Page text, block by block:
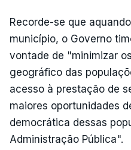
Recorde-se que
município, o Governo
vontade de "minimizar
geográfico das
acesso à prestação de
maiores oportunidades
democrática dessas
Administração Pública".